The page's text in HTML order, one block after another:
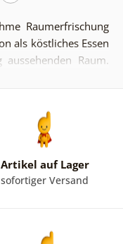
Raumerfrischung
als köstliches Essen
Raum.
Atmosphäre in Ihr
mit einer
noch besseren
Lassen Sie Ihrer
wählen Sie das
gefällt. Sollen es
Online-Shop
Artikel auf Lager
sofortiger Versand